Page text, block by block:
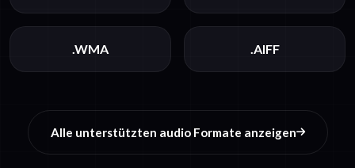
.WMA .AIFF
Alle unterstützten audio Formate anzeigen